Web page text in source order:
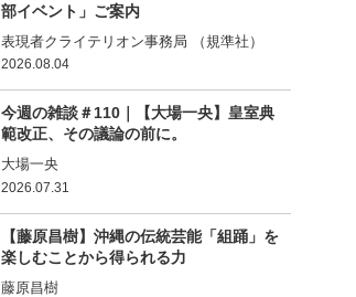
部イベント」ご案内
表現者クライテリオン事務局 （規準社）
2026.08.04
今週の雑談＃110｜【大場一央】皇室典
範改正、その議論の前に。
大場一央
2026.07.31
【藤原昌樹】沖縄の伝統芸能「組踊」を
楽しむことから得られる力
藤原昌樹